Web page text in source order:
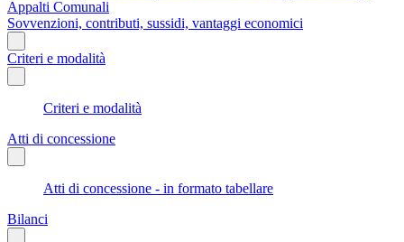
Appalti Comunali
Sovvenzioni, contributi, sussidi, vantaggi economici
Criteri e modalità
Criteri e modalità
Atti di concessione
Atti di concessione - in formato tabellare
Bilanci